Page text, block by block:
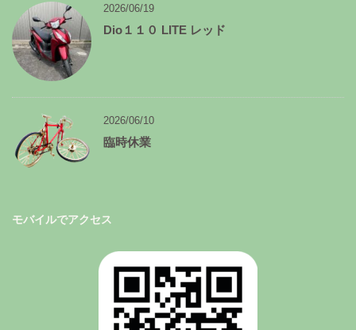
2026/06/19
Dio１１０ LITE レッド
2026/06/10
臨時休業
モバイルでアクセス